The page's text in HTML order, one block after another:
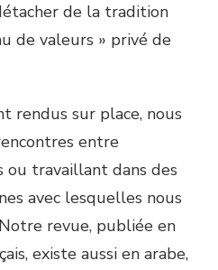
de la tradition
de valeurs » privé de
rendus sur place, nous
entre
ou travaillant dans des
avec lesquelles nous
revue, publiée en
existe aussi en arabe,